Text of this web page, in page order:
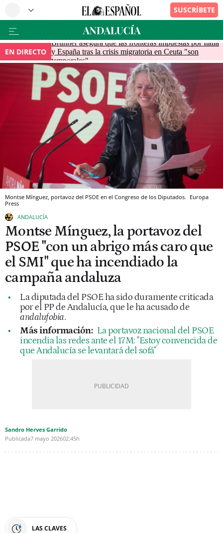
EN DIRECTO
Brunner asegura que las fronteras impuestas por Italia
y España tras la crisis migratoria en Ceuta "son
temporales"
Montse Mínguez, portavoz del PSOE en el Congreso de los Diputados. Europa
Press
ANDALUCÍA
Montse Mínguez, la portavoz del
PSOE "con un abrigo más caro que
el SMI" que ha incendiado la
campaña andaluza
La diputada del PSOE ha sido duramente criticada
por el PP de Andalucía, que le ha acusado de
andalufobia.
Más información: La portavoz nacional del PSOE
incendia las redes ante el 17M: "Estoy convencida de
que Andalucía se levantará del sofá"
Sandro Herves Garrido
Publicada7 mayo 202602:45h
LAS CLAVES